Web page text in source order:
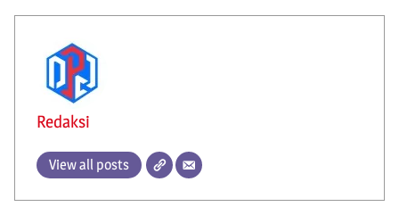
Redaksi
View all posts